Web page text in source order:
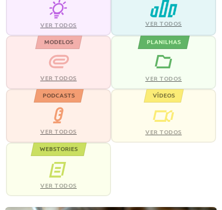
VER TODOS VER TODOS
MODELOS
VER TODOS
PLANILHAS
VER TODOS
PODCASTS
VER TODOS
VÍDEOS
VER TODOS
WEBSTORIES
VER TODOS